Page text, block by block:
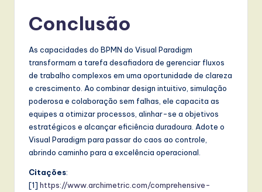
Conclusão
As capacidades do BPMN do Visual Paradigm
transformam a tarefa desafiadora de gerenciar fluxos
de trabalho complexos em uma oportunidade de clareza
e crescimento. Ao combinar design intuitivo, simulação
poderosa e colaboração sem falhas, ele capacita as
equipes a otimizar processos, alinhar-se a objetivos
estratégicos e alcançar eficiência duradoura. Adote o
Visual Paradigm para passar do caos ao controle,
abrindo caminho para a excelência operacional.
Citações:
[1] https://www.archimetric.com/comprehensive-